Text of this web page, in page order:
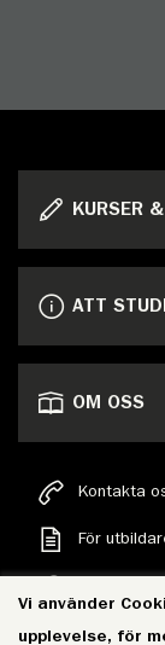
KURSER
ATT
OM OSS
Kontakta
För
Vi använder
upplevelse, för